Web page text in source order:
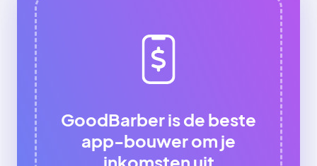
GoodBarber is de beste
app-bouwer om je
inkomsten uit